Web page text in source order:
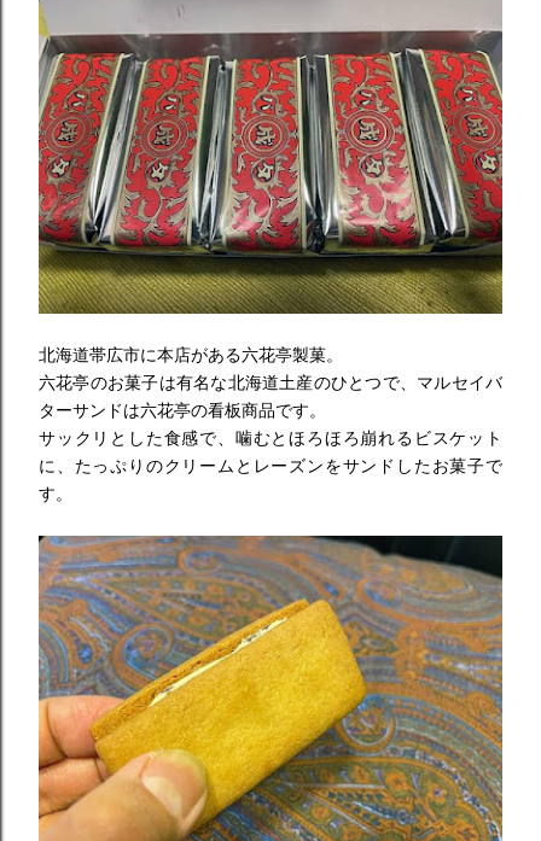
北海道帯広市に本店がある六花亭製菓。
六花亭のお菓子は有名な北海道土産のひとつで、マルセイバ
ターサンドは六花亭の看板商品です。
サックリとした食感で、噛むとほろほろ崩れるビスケット
に、たっぷりのクリームとレーズンをサンドしたお菓子で
す。